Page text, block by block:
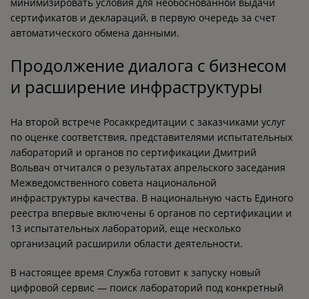
сертификатов и деклараций, в первую очередь за счет
автоматического обмена данными.
Продолжение диалога с бизнесом
и расширение инфраструктуры
На второй встрече Росаккредитации с заказчиками услуг
по оценке соответствия, представителями испытательных
лабораторий и органов по сертификации Дмитрий
Вольвач отчитался о результатах апрельского заседания
Межведомственного совета национальной
инфраструктуры качества. В национальную часть Единого
реестра впервые включены 6 органов по сертификации и
13 испытательных лабораторий, еще несколько
организаций расширили области деятельности.
В настоящее время Служба готовит к запуску новый
цифровой сервис — поиск лабораторий под конкретный